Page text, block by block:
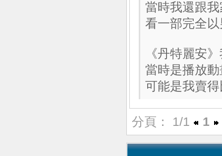
當時我還跟
看一部完全
《丹特麗安
當時是播放
可能是我賣
分頁： 1/1 1